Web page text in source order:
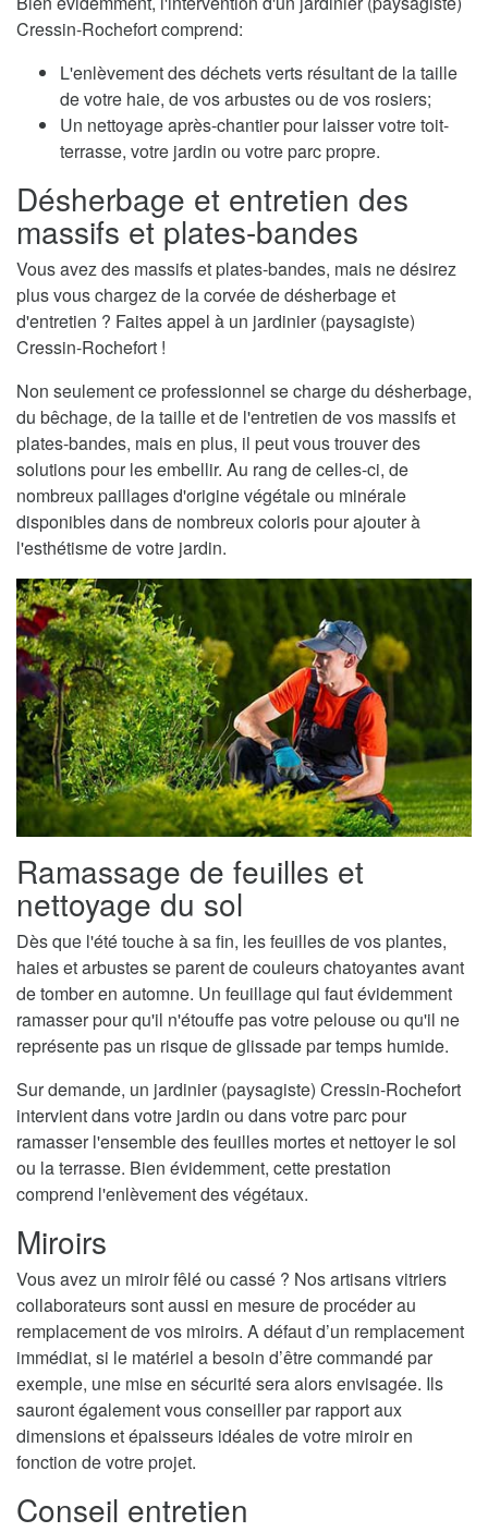
Cressin-Rochefort comprend:
L'enlèvement des déchets verts résultant de la taille
de votre haie, de vos arbustes ou de vos rosiers;
Un nettoyage après-chantier pour laisser votre toit-
terrasse, votre jardin ou votre parc propre.
Désherbage et entretien des
massifs et plates-bandes
Vous avez des massifs et plates-bandes, mais ne désirez
plus vous chargez de la corvée de désherbage et
d'entretien ? Faites appel à un jardinier (paysagiste)
Cressin-Rochefort !
Non seulement ce professionnel se charge du désherbage,
du bêchage, de la taille et de l'entretien de vos massifs et
plates-bandes, mais en plus, il peut vous trouver des
solutions pour les embellir. Au rang de celles-ci, de
nombreux paillages d'origine végétale ou minérale
disponibles dans de nombreux coloris pour ajouter à
l'esthétisme de votre jardin.
Ramassage de feuilles et
nettoyage du sol
Dès que l'été touche à sa fin, les feuilles de vos plantes,
haies et arbustes se parent de couleurs chatoyantes avant
de tomber en automne. Un feuillage qui faut évidemment
ramasser pour qu'il n'étouffe pas votre pelouse ou qu'il ne
représente pas un risque de glissade par temps humide.
Sur demande, un jardinier (paysagiste) Cressin-Rochefort
intervient dans votre jardin ou dans votre parc pour
ramasser l'ensemble des feuilles mortes et nettoyer le sol
ou la terrasse. Bien évidemment, cette prestation
comprend l'enlèvement des végétaux.
Miroirs
Vous avez un miroir fêlé ou cassé ? Nos artisans vitriers
collaborateurs sont aussi en mesure de procéder au
remplacement de vos miroirs. A défaut d’un remplacement
immédiat, si le matériel a besoin d’être commandé par
exemple, une mise en sécurité sera alors envisagée. Ils
sauront également vous conseiller par rapport aux
dimensions et épaisseurs idéales de votre miroir en
fonction de votre projet.
Conseil entretien